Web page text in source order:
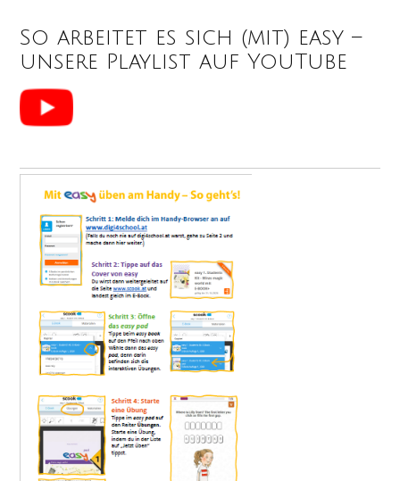
So arbeitet es sich (mit) easy –
unsere Playlist auf YouTube